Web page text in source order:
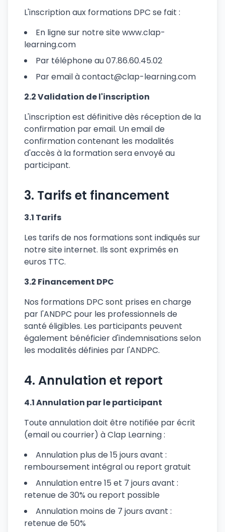
L'inscription aux formations DPC se fait :
En ligne sur notre site www.clap-
learning.com
Par téléphone au 07.86.60.45.02
Par email à contact@clap-learning.com
2.2 Validation de l'inscription
L'inscription est définitive dès réception de la
confirmation par email. Un email de
confirmation contenant les modalités
d'accès à la formation sera envoyé au
participant.
3. Tarifs et financement
3.1 Tarifs
Les tarifs de nos formations sont indiqués sur
notre site internet. Ils sont exprimés en
euros TTC.
3.2 Financement DPC
Nos formations DPC sont prises en charge
par l'ANDPC pour les professionnels de
santé éligibles. Les participants peuvent
également bénéficier d'indemnisations selon
les modalités définies par l'ANDPC.
4. Annulation et report
4.1 Annulation par le participant
Toute annulation doit être notifiée par écrit
(email ou courrier) à Clap Learning :
Annulation plus de 15 jours avant :
remboursement intégral ou report gratuit
Annulation entre 15 et 7 jours avant :
retenue de 30% ou report possible
Annulation moins de 7 jours avant :
retenue de 50%